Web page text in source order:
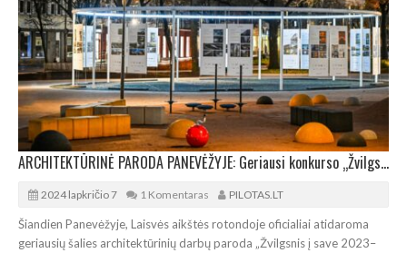
ARCHITEKTŪRINĖ PARODA PANEVĖŽYJE: Geriausi konkurso „Žvilgsnis į save 2023–2024“ darbai
2024 lapkričio 7 1 Komentaras PILOTAS.LT
Šiandien Panevėžyje, Laisvės aikštės rotondoje oficialiai atidaroma
geriausių šalies architektūrinių darbų paroda „Žvilgsnis į save 2023–